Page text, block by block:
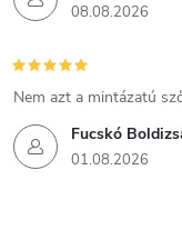
08.08.2026
Fucskó
01.08.2026
Nem azt a mintázatú